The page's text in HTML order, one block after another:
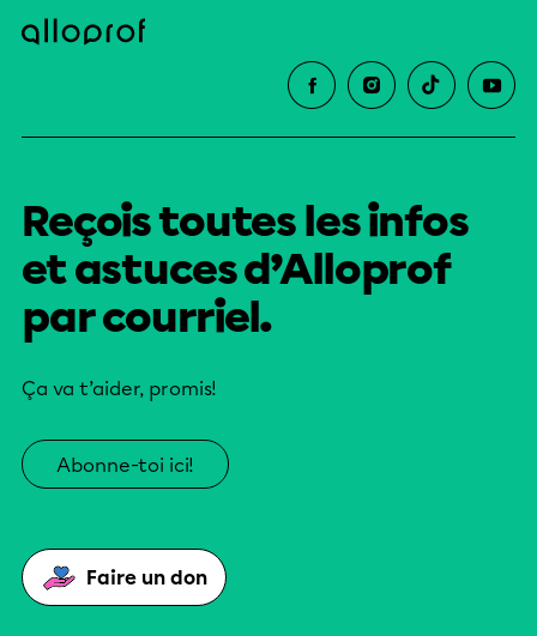
Reçois toutes les infos
et astuces d’Alloprof
par courriel.
Ça va t’aider, promis!
Abonne-toi ici!
Faire un don